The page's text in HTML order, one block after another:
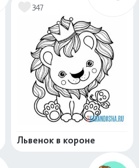
347
Львенок в короне